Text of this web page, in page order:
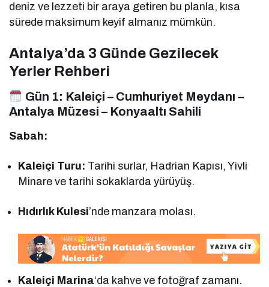
deniz ve lezzeti bir araya getiren bu planla, kısa
sürede maksimum keyif almanız mümkün.
Antalya’da 3 Günde Gezilecek
Yerler Rehberi
Gün 1: Kaleiçi – Cumhuriyet Meydanı –
Antalya Müzesi – Konyaaltı Sahili
Sabah:
Kaleiçi Turu: Tarihi surlar, Hadrian Kapısı, Yivli
Minare ve tarihi sokaklarda yürüyüş.
Hıdırlık Kulesi’nde manzara molası.
Kaleiçi Marina‘da kahve ve fotoğraf zamanı.